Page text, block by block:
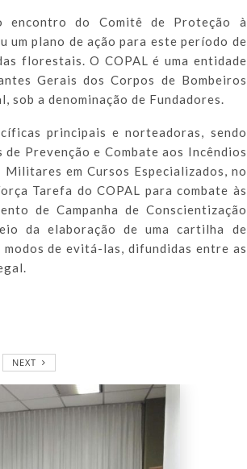
encontro do Comitê de Proteção à
um plano de ação para este período de
florestais. O COPAL é uma entidade
Gerais dos Corpos de Bombeiros
a denominação de Fundadores.
principais e norteadoras, sendo
Prevenção e Combate aos Incêndios
em Cursos Especializados, no
Tarefa do COPAL para combate às
de Campanha de Conscientização
da elaboração de uma cartilha de
de evitá-las, difundidas entre as
NEXT